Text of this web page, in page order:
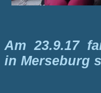
Am 23.9.17
in Merseburg